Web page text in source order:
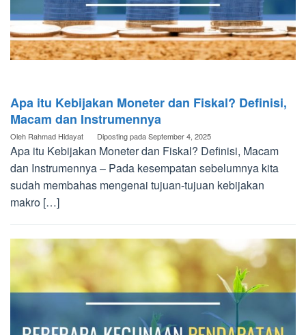
Apa itu Kebijakan Moneter dan Fiskal? Definisi,
Macam dan Instrumennya
Oleh Rahmad Hidayat Diposting padaSeptember 4, 2025
Apa itu Kebijakan Moneter dan Fiskal? Definisi, Macam
dan Instrumennya – Pada kesempatan sebelumnya kita
sudah membahas mengenai tujuan-tujuan kebijakan
makro […]